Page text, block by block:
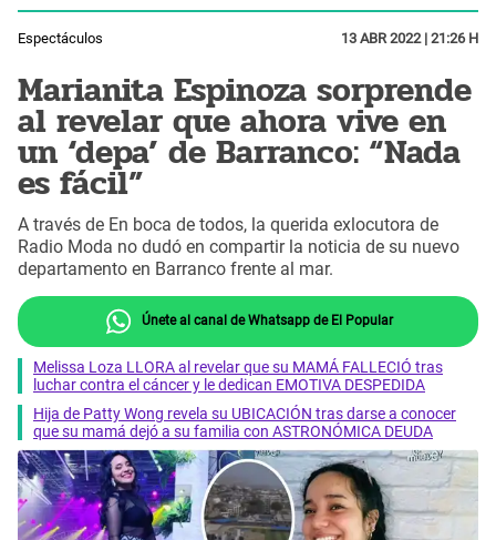
Espectáculos 13 ABR 2022 | 21:26 H
Marianita Espinoza sorprende
al revelar que ahora vive en
un ‘depa’ de Barranco: “Nada
es fácil”
A través de En boca de todos, la querida exlocutora de
Radio Moda no dudó en compartir la noticia de su nuevo
departamento en Barranco frente al mar.
Únete al canal de Whatsapp de El Popular
Melissa Loza LLORA al revelar que su MAMÁ FALLECIÓ tras
luchar contra el cáncer y le dedican EMOTIVA DESPEDIDA
Hija de Patty Wong revela su UBICACIÓN tras darse a conocer
que su mamá dejó a su familia con ASTRONÓMICA DEUDA